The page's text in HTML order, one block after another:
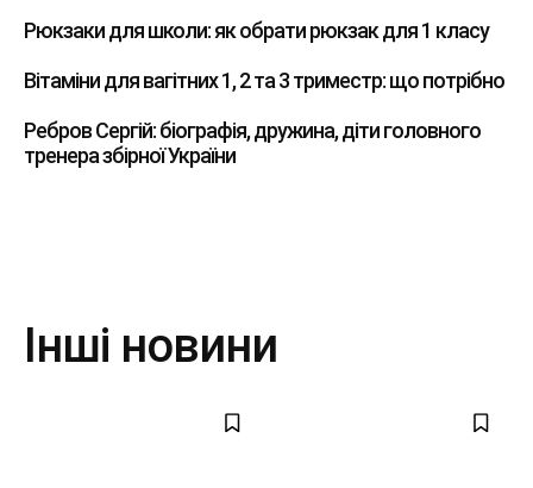
Рюкзаки для школи: як обрати рюкзак для 1 класу
Вітаміни для вагітних 1, 2 та 3 триместр: що потрібно
Ребров Сергій: біографія, дружина, діти головного
тренера збірної України
Інші новини